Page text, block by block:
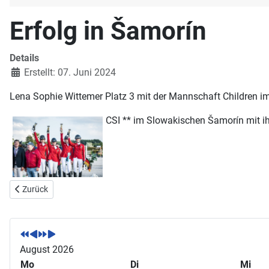
Erfolg in Šamorín
Details
Erstellt: 07. Juni 2024
Lena Sophie Wittemer Platz 3 mit der Mannschaft Children
CSI ** im Slowakischen Šamorín mit
Vorheriger Beitrag: Ergebnisse der Breitensportumfrage
Zurück
V
o
r
h
V
o
r
h
N
ä
c
N
ä
c
August 2026
Mo
Di Mi